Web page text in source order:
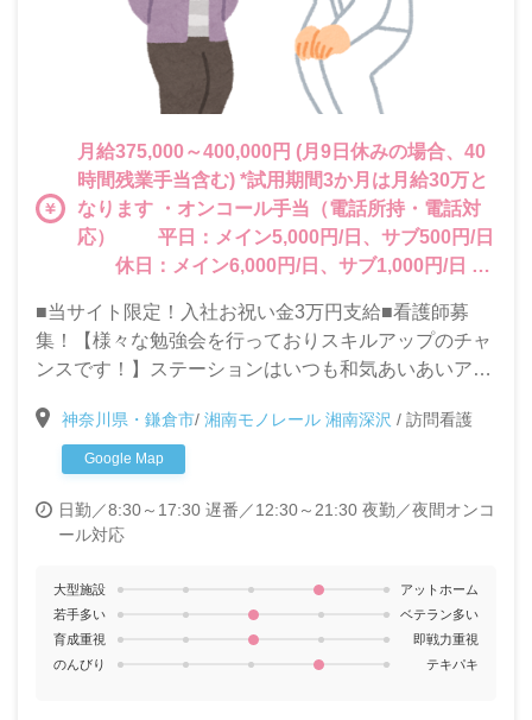
月給375,000～400,000円 (月9日休みの場合、40
時間残業手当含む) *試用期間3か月は月給30万と
なります ・オンコール手当（電話所持・電話対
応） 平日：メイン5,000円/日、サブ500円/日
休日：メイン6,000円/日、サブ1,000円/日 ・
5,000円/件 ・休日出勤手当（休日出勤時の訪
問手当） 2,000円/件 ■当サイト限定！入社お
祝い金3万円支給■ ・お祝い金は、介護求人パー
クよりお渡しいたします。 ・お祝い金は、入社
し時期は、お祝い金の権利発生月末締め、翌月末
■当サイト限定！入社お祝い金3万円支給■看護師募
集！【様々な勉強会を行っておりスキルアップのチャ
ンスです！】ステーションはいつも和気あいあいアッ
スキルアップを目指したい方大歓迎★訪問看護未経験
でもご安心下さい！
神奈川県・鎌倉市/ 湘南モノレール 湘南深沢 / 訪問看護
Google Map
日勤／8:30～17:30 遅番／12:30～21:30 夜勤／夜間オンコ
ール対応
大型施設
アットホーム
若手多い
ベテラン多い
育成重視
即戦力重視
のんびり
テキパキ